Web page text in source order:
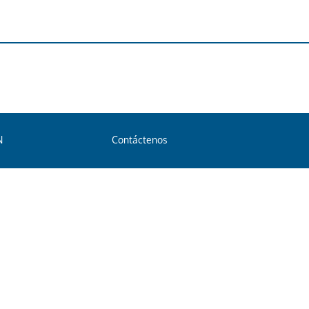
Contáctenos